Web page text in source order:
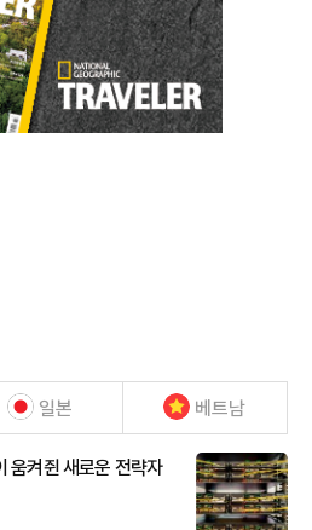
일본 베트남
움켜쥔 새로운 전략자